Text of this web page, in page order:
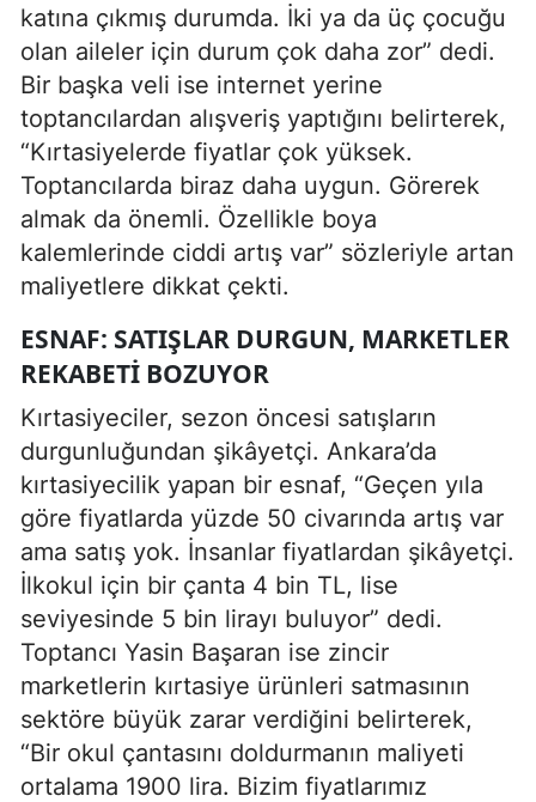
katına çıkmış durumda. İki ya da üç çocuğu
olan aileler için durum çok daha zor” dedi.
Bir başka veli ise internet yerine
toptancılardan alışveriş yaptığını belirterek,
“Kırtasiyelerde fiyatlar çok yüksek.
Toptancılarda biraz daha uygun. Görerek
almak da önemli. Özellikle boya
kalemlerinde ciddi artış var” sözleriyle artan
maliyetlere dikkat çekti.
ESNAF: SATIŞLAR DURGUN, MARKETLER
REKABETI BOZUYOR
Kırtasiyeciler, sezon öncesi satışların
durgunluğundan şikâyetçi. Ankara’da
kırtasiyecilik yapan bir esnaf, “Geçen yıla
göre fiyatlarda yüzde 50 civarında artış var
ama satış yok. İnsanlar fiyatlardan şikâyetçi.
İlkokul için bir çanta 4 bin TL, lise
seviyesinde 5 bin lirayı buluyor” dedi.
Toptancı Yasin Başaran ise zincir
marketlerin kırtasiye ürünleri satmasının
sektöre büyük zarar verdiğini belirterek,
“Bir okul çantasını doldurmanın maliyeti
ortalama 1900 lira. Bizim fiyatlarımız